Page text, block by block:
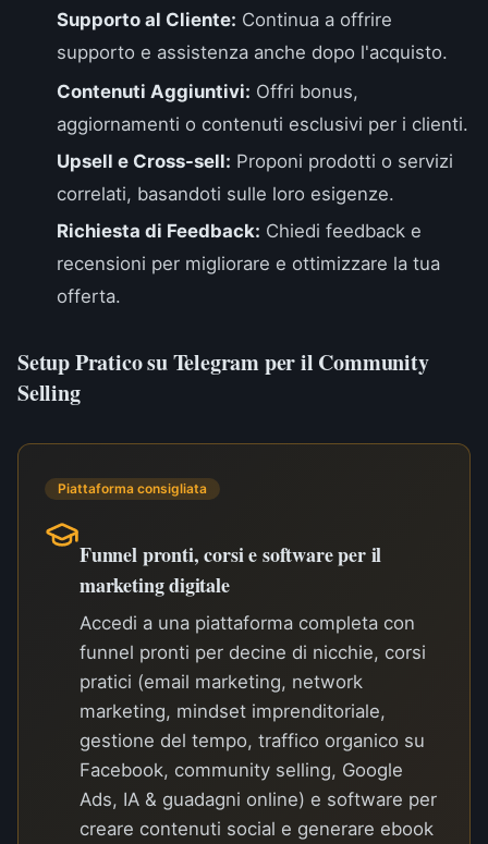
Supporto al Cliente: Continua a offrire
supporto e assistenza anche dopo l'acquisto.
Contenuti Aggiuntivi: Offri bonus,
aggiornamenti o contenuti esclusivi per i clienti.
Upsell e Cross-sell: Proponi prodotti o servizi
correlati, basandoti sulle loro esigenze.
Richiesta di Feedback: Chiedi feedback e
recensioni per migliorare e ottimizzare la tua
offerta.
Setup Pratico su Telegram per il Community
Selling
Piattaforma consigliata
Funnel pronti, corsi e software per il
marketing digitale
Accedi a una piattaforma completa con
funnel pronti per decine di nicchie, corsi
pratici (email marketing, network
marketing, mindset imprenditoriale,
gestione del tempo, traffico organico su
Facebook, community selling, Google
Ads, IA & guadagni online) e software per
creare contenuti social e generare ebook